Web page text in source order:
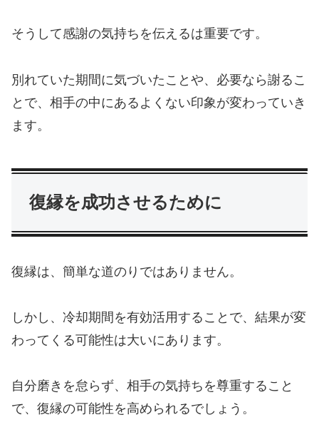
そうして感謝の気持ちを伝えるは重要です。
別れていた期間に気づいたことや、必要なら謝るこ
とで、相手の中にあるよくない印象が変わっていき
ます。
復縁を成功させるために
復縁は、簡単な道のりではありません。
しかし、冷却期間を有効活用することで、結果が変
わってくる可能性は大いにあります。
自分磨きを怠らず、相手の気持ちを尊重すること
で、復縁の可能性を高められるでしょう。